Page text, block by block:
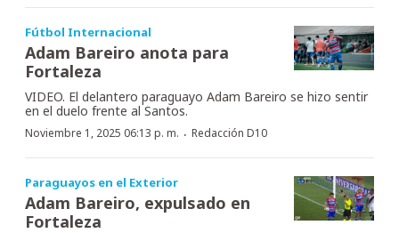
Fútbol Internacional
Adam Bareiro anota para
Fortaleza
VIDEO. El delantero paraguayo Adam Bareiro se hizo sentir
en el duelo frente al Santos.
Noviembre 1, 2025 06:13 p. m. · Redacción D10
Paraguayos en el Exterior
Adam Bareiro, expulsado en
Fortaleza